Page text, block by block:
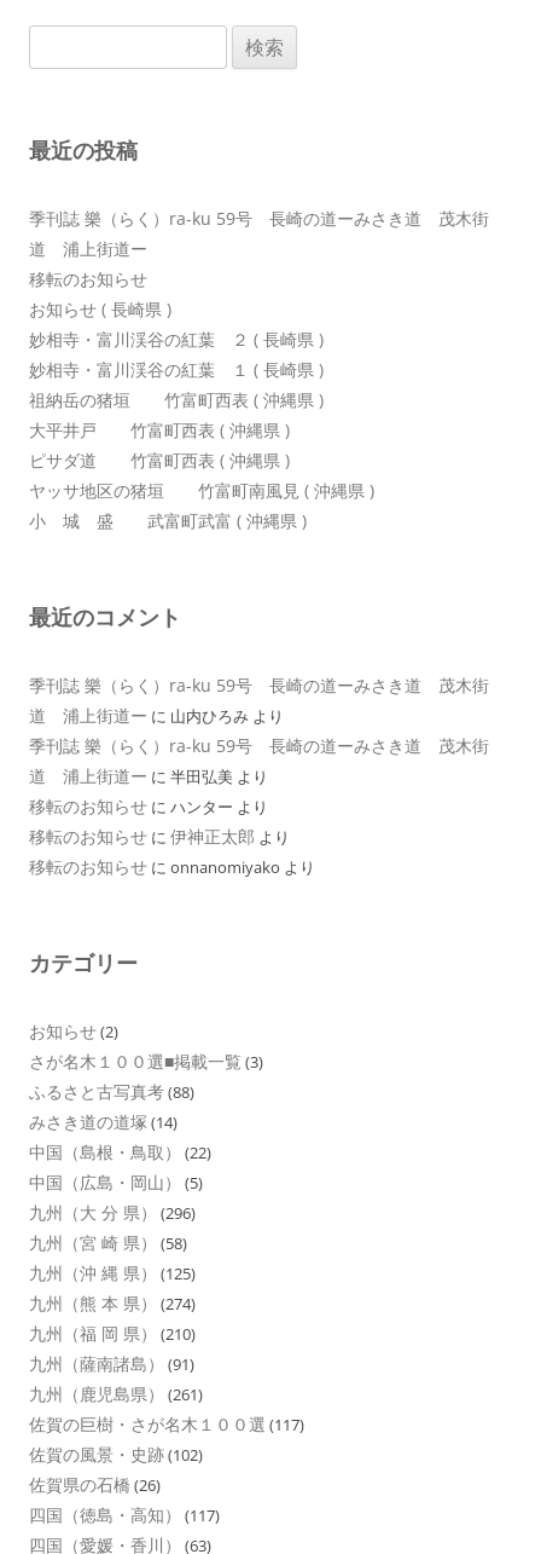
ン
索:
最近の投稿
季刊誌 樂（らく）ra-ku 59号 長崎の道ーみさき道 茂木街
道 浦上街道ー
移転のお知らせ
お知らせ ( 長崎県 )
妙相寺・富川渓谷の紅葉 ２ ( 長崎県 )
妙相寺・富川渓谷の紅葉 １ ( 長崎県 )
祖納岳の猪垣 竹富町西表 ( 沖縄県 )
大平井戸 竹富町西表 ( 沖縄県 )
ピサダ道 竹富町西表 ( 沖縄県 )
ヤッサ地区の猪垣 竹富町南風見 ( 沖縄県 )
小 城 盛 武富町武富 ( 沖縄県 )
最近のコメント
季刊誌 樂（らく）ra-ku 59号 長崎の道ーみさき道 茂木街
道 浦上街道ー に 山内ひろみ より
季刊誌 樂（らく）ra-ku 59号 長崎の道ーみさき道 茂木街
道 浦上街道ー に 半田弘美 より
移転のお知らせ に ハンター より
移転のお知らせ に 伊神正太郎 より
移転のお知らせ に onnanomiyako より
カテゴリー
お知らせ(2)
さが名木１００選■掲載一覧 (3)
ふるさと古写真考(88)
みさき道の道塚 (14)
中国（島根・鳥取） (22)
中国（広島・岡山） (5)
九州（大 分 県） (296)
九州（宮 崎 県） (58)
九州（沖 縄 県） (125)
九州（熊 本 県） (274)
九州（福 岡 県） (210)
九州（薩南諸島） (91)
九州（鹿児島県） (261)
佐賀の巨樹・さが名木１００選 (117)
佐賀の風景・史跡(102)
佐賀県の石橋 (26)
四国（徳島・高知） (117)
四国（愛媛・香川） (63)